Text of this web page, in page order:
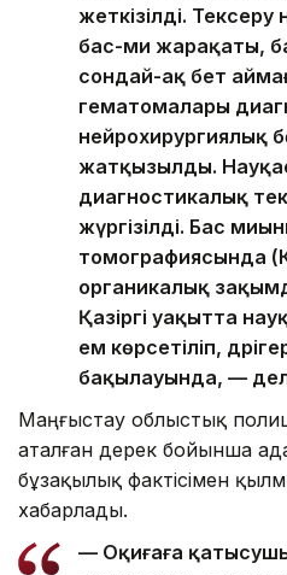
жеткізілді.
бас-ми жарақаты,
сондай-ақ бет
гематомалары
нейрохирургиялық
жатқызылды.
диагностикалық
жүргізілді. Бас
томографиясында
органикалық
Қазіргі уақытта
ем көрсетіліп,
бақылауында, —
Маңғыстау облыстық
аталған дерек бойынша
бұзақылық фактісімен
хабарлады.
— Оқиғаға